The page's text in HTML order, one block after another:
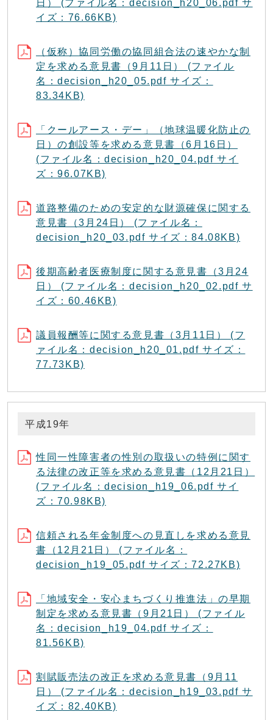
日） (ファイル名：decision_h20_06.pdf サ
イズ：76.66KB)
（仮称）協同労働の協同組合法の速やかな制
定を求める意見書（9月11日） (ファイル
名：decision_h20_05.pdf サイズ：
83.34KB)
「クールアース・デー」（地球温暖化防止の
日）の創設等を求める意見書（6月16日）
(ファイル名：decision_h20_04.pdf サイ
ズ：96.07KB)
道路整備のための安定的な財源確保に関する
意見書（3月24日） (ファイル名：
decision_h20_03.pdf サイズ：84.08KB)
後期高齢者医療制度に関する意見書（3月24
日） (ファイル名：decision_h20_02.pdf サ
イズ：60.46KB)
議員報酬等に関する意見書（3月11日） (フ
ァイル名：decision_h20_01.pdf サイズ：
77.73KB)
平成19年
性同一性障害者の性別の取扱いの特例に関す
る法律の改正等を求める意見書（12月21日）
(ファイル名：decision_h19_06.pdf サイ
ズ：70.98KB)
信頼される年金制度への見直しを求める意見
書（12月21日） (ファイル名：
decision_h19_05.pdf サイズ：72.27KB)
「地域安全・安心まちづくり推進法」の早期
制定を求める意見書（9月21日） (ファイル
名：decision_h19_04.pdf サイズ：
81.56KB)
割賦販売法の改正を求める意見書（9月11
日） (ファイル名：decision_h19_03.pdf サ
イズ：82.40KB)